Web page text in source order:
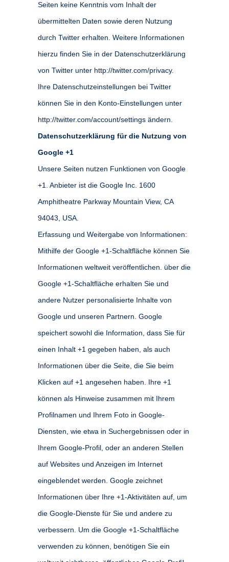
Seiten keine Kenntnis vom Inhalt der
übermittelten Daten sowie deren Nutzung
durch Twitter erhalten. Weitere Informationen
hierzu finden Sie in der Datenschutzerklärung
von Twitter unter http://twitter.com/privacy.
Ihre Datenschutzeinstellungen bei Twitter
können Sie in den Konto-Einstellungen unter
http://twitter.com/account/settings ändern.
Datenschutzerklärung für die Nutzung von
Google +1
Unsere Seiten nutzen Funktionen von Google
+1. Anbieter ist die Google Inc. 1600
Amphitheatre Parkway Mountain View, CA
94043, USA.
Erfassung und Weitergabe von Informationen:
Mithilfe der Google +1-Schaltfläche können Sie
Informationen weltweit veröffentlichen. über die
Google +1-Schaltfläche erhalten Sie und
andere Nutzer personalisierte Inhalte von
Google und unseren Partnern. Google
speichert sowohl die Information, dass Sie für
einen Inhalt +1 gegeben haben, als auch
Informationen über die Seite, die Sie beim
Klicken auf +1 angesehen haben. Ihre +1
können als Hinweise zusammen mit Ihrem
Profilnamen und Ihrem Foto in Google-
Diensten, wie etwa in Suchergebnissen oder in
Ihrem Google-Profil, oder an anderen Stellen
auf Websites und Anzeigen im Internet
eingeblendet werden. Google zeichnet
Informationen über Ihre +1-Aktivitäten auf, um
die Google-Dienste für Sie und andere zu
verbessern. Um die Google +1-Schaltfläche
verwenden zu können, benötigen Sie ein